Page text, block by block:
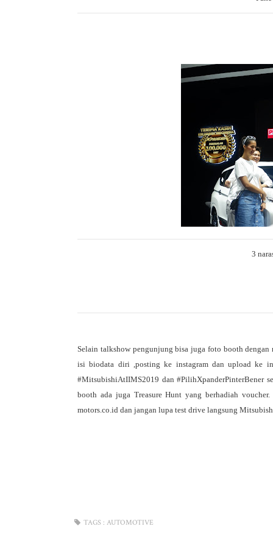
3
Selain talkshow pengunjung bisa juga foto booth dengan
isi biodata diri ,posting ke instagram dan upload ke
#MitsubishiAtIIMS2019 dan #PilihXpanderPinterBener
booth ada juga Treasure Hunt yang berhadiah
motors.co.id dan jangan lupa test drive langsung
TAGS : AUTOMOTIVE